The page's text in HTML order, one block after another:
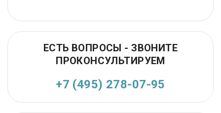
ЕСТЬ ВОПРОСЫ - ЗВОНИТЕ
ПРОКОНСУЛЬТИРУЕМ
+7 (495) 278-07-95